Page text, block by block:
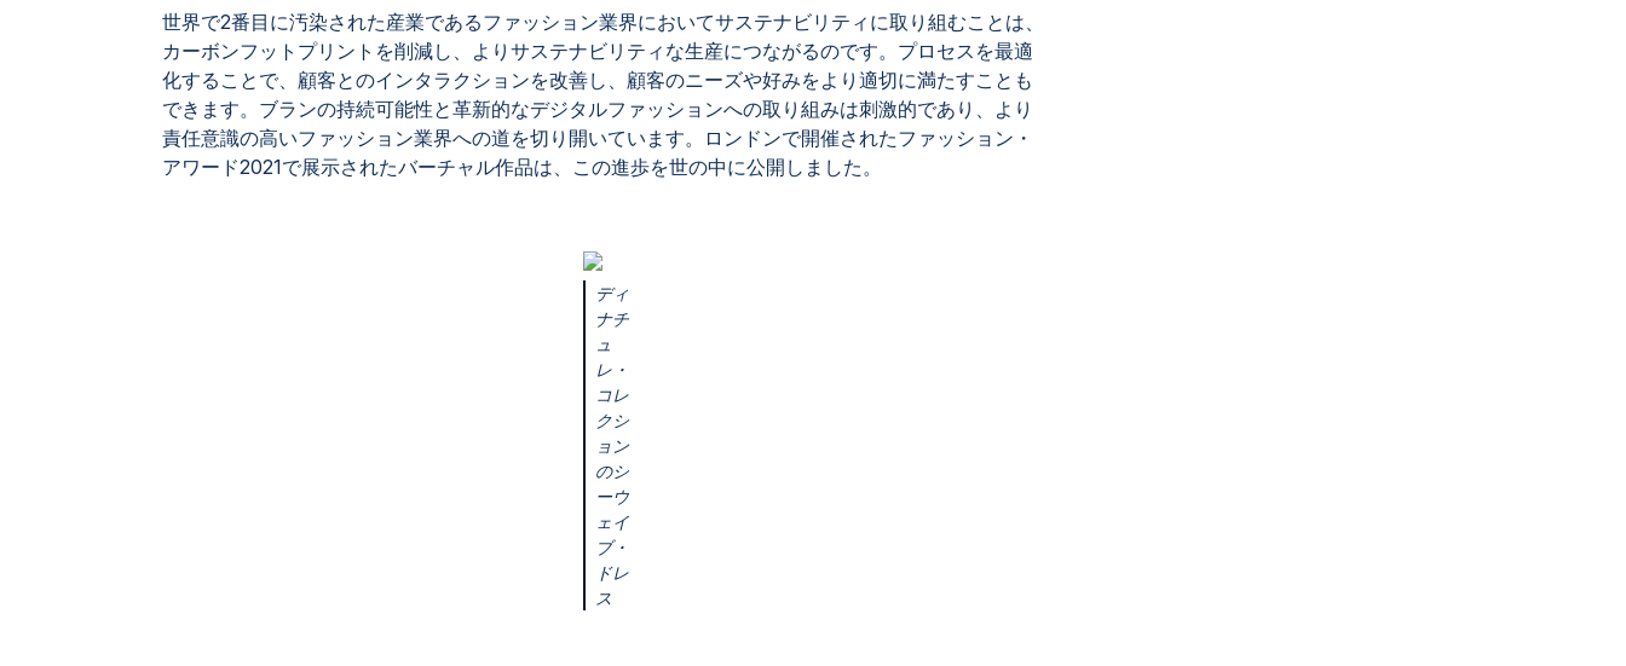
世界で2番目に汚染された産業であるファッション業界においてサステナビリティに取り組むことは、
カーボンフットプリントを削減し、よりサステナビリティな生産につながるのです。プロセスを最適
化することで、顧客とのインタラクションを改善し、顧客のニーズや好みをより適切に満たすことも
できます。ブランの持続可能性と革新的なデジタルファッションへの取り組みは刺激的であり、より
責任意識の高いファッション業界への道を切り開いています。ロンドンで開催されたファッション・
アワード2021で展示されたバーチャル作品は、この進歩を世の中に公開しました。
ディ
ナチ
ュ
レ・
コレ
クシ
ョン
のシ
ーウ
ェイ
ブ・
ドレ
ス